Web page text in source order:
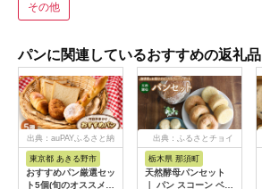
その他
パンに関連しているおすすめの返礼品
出典：auPAYふるさと納
東京都 あきる野市
おすすめパン厳選セッ
ト5個(旬のオススメパ
出典：ふるさとチョイ
栃木県 那須町
天然酵母パンセット
｜ パン スコーン ベー